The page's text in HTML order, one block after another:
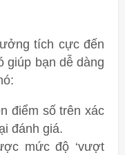
tích cực đến
giúp bạn dễ dàng
điểm số trên xác
đánh giá.
mức độ ‘vượt